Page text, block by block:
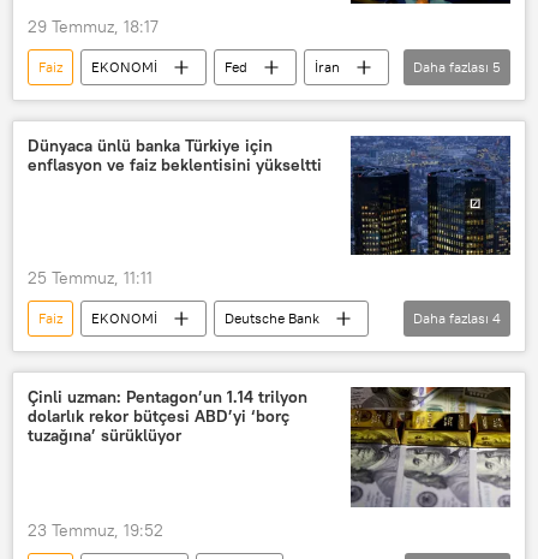
29 Temmuz, 18:17
Faiz EKONOMİ Fed
İran
Kızıldeniz
Hürmüz Boğazı
Nasdaq
Wall Street
Daha fazlası 5
Dünyaca ünlü banka Türkiye için
enflasyon ve faiz beklentisini yükseltti
25 Temmuz, 11:11
Faiz EKONOMİ
Deutsche Bank
Türkiye Cumhuriyet Merkez Bankası
Enflasyon
Enflasyon oranı
Enflasyon rakamları
Daha fazlası 4
Çinli uzman: Pentagon’un 1.14 trilyon
dolarlık rekor bütçesi ABD’yi ‘borç
tuzağına’ sürüklüyor
23 Temmuz, 19:52